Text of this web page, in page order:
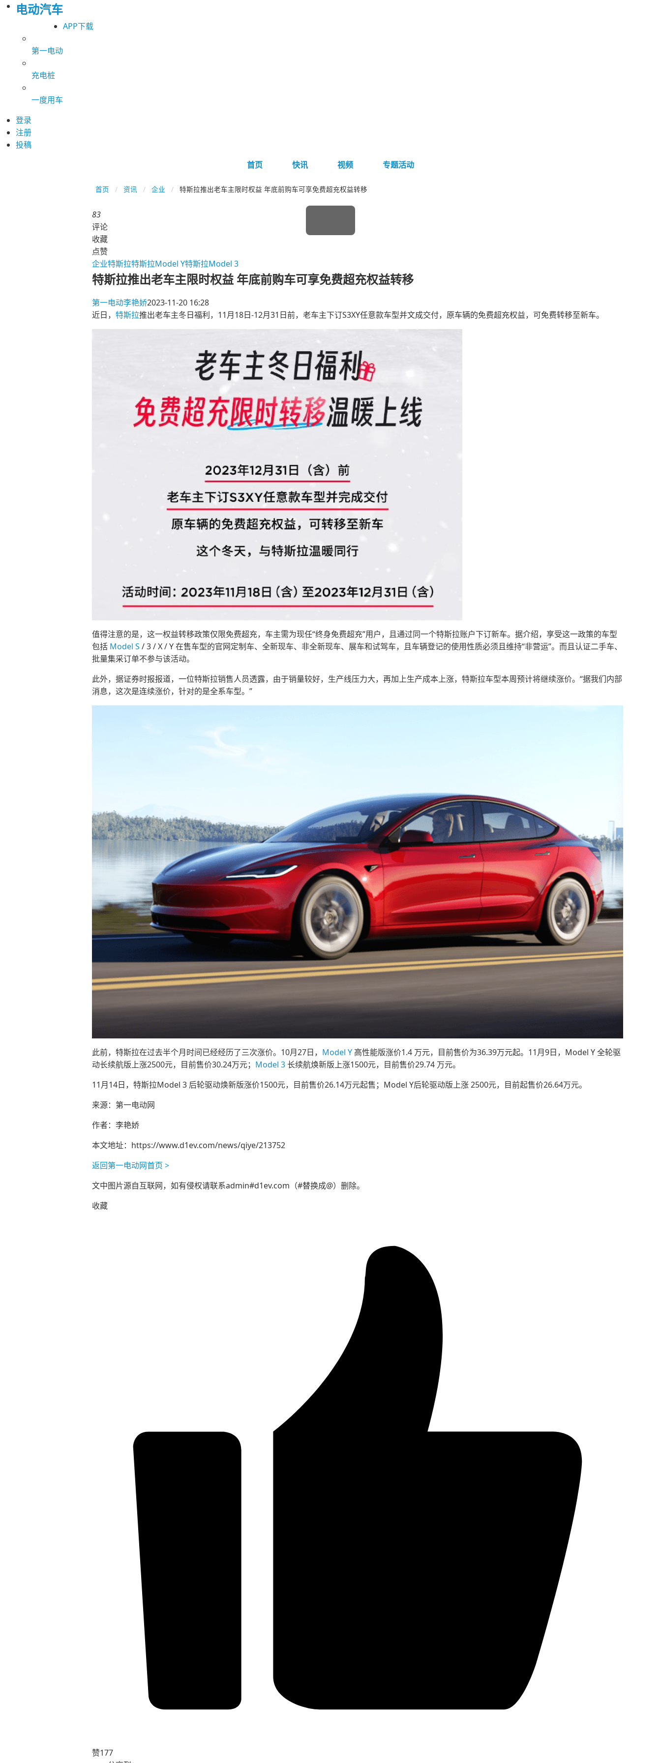
电动汽车
APP下载
第一电动
充电桩
一度用车
登录
注册
投稿
首页
快讯 视频 专题活动
首页 资讯 企业 特斯拉推出老车主限时权益 年底前购车可享免费超充权益转移
83
评论
收藏
点赞
企业特斯拉特斯拉Model Y特斯拉Model 3
特斯拉推出老车主限时权益 年底前购车可享免费超充权益转移
第一电动李艳娇2023-11-20 16:28
近日， 特斯拉推出老车主冬日福利，11月18日-12月31日前，老车主下订S3XY任意款车型并文成交付，原车辆的免费超充权益，可免费转移至新车。
值得注意的是，这一权益转移政策仅限免费超充，车主需为现任“终身免费超充”用户，且通过同一个特斯拉账户下订新车。据介绍，享受这一政策的车型
包括 Model S / 3 / X / Y 在售车型的官网定制车、全新现车、非全新现车、展车和试驾车，且车辆登记的使用性质必须且维持“非营运”。而且认证二手车、
批量集采订单不参与该活动。
此外，据证券时报报道，一位特斯拉销售人员透露，由于销量较好，生产线压力大，再加上生产成本上涨，特斯拉车型本周预计将继续涨价。“据我们内部
消息，这次是连续涨价，针对的是全系车型。”
此前，特斯拉在过去半个月时间已经经历了三次涨价。10月27日， Model Y 高性能版涨价1.4 万元，目前售价为36.39万元起。11月9日，Model Y 全轮驱
动长续航版上涨2500元，目前售价30.24万元； Model 3 长续航焕新版上涨1500元，目前售价29.74 万元。
11月14日，特斯拉Model 3 后轮驱动焕新版涨价1500元，目前售价26.14万元起售；Model Y后轮驱动版上涨 2500元，目前起售价26.64万元。
来源：第一电动网
作者：李艳娇
本文地址： https://www.d1ev.com/news/qiye/213752
返回第一电动网首页 >
文中图片源自互联网，如有侵权请联系admin#d1ev.com（#替换成@）删除。
收藏
赞177